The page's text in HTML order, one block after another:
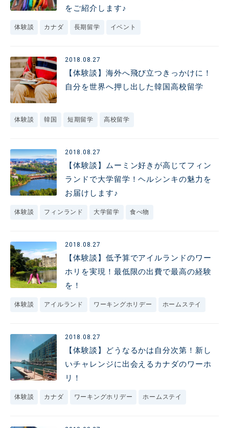
をご紹介します♪
体験談 カナダ 長期留学 イベント
2018.08.27
【体験談】海外へ飛び立つきっかけに！
自分を世界へ押し出した韓国高校留学
体験談 韓国 短期留学 高校留学
2018.08.27
【体験談】ムーミン好きが高じてフィン
ランドで大学留学！ヘルシンキの魅力を
お届けします♪
体験談 フィンランド 大学留学 食べ物
2018.08.27
【体験談】低予算でアイルランドのワー
ホリを実現！最低限の出費で最高の経験
を！
体験談 アイルランド ワーキングホリデー ホームステイ
2018.08.27
【体験談】どうなるかは自分次第！新し
いチャレンジに出会えるカナダのワーホ
リ！
体験談 カナダ ワーキングホリデー ホームステイ